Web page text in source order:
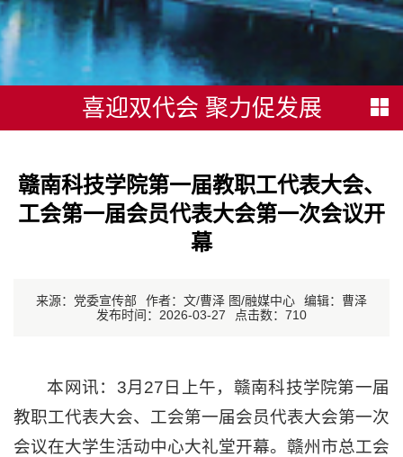
喜迎双代会 聚力促发展
赣南科技学院第一届教职工代表大会、
工会第一届会员代表大会第一次会议开
幕
来源：党委宣传部 作者：文/曹泽 图/融媒中心
编辑：曹泽
发布时间：2026-03-27
点击数： 710
本网讯：3月27日上午，赣南科技学院第一届
教职工代表大会、工会第一届会员代表大会第一次
会议在大学生活动中心大礼堂开幕。赣州市总工会